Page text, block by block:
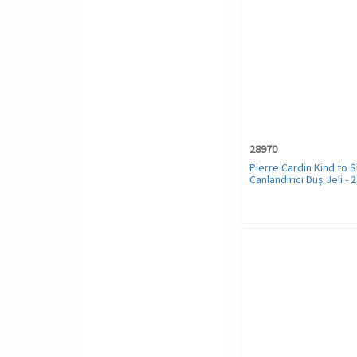
28970
Pierre Cardin Kind to
Canlandırıcı Duş Jeli -